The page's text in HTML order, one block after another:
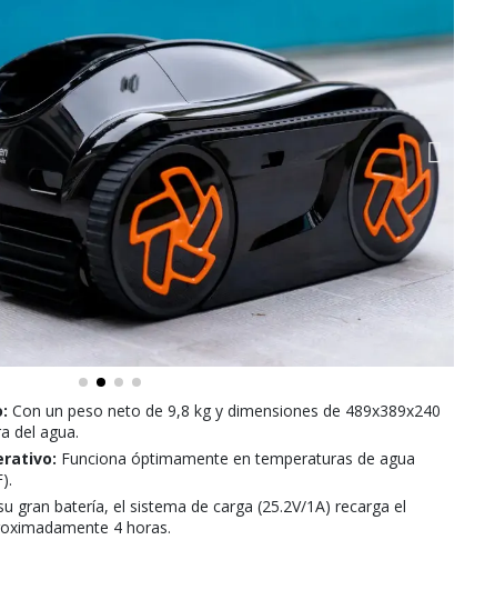
Con un peso neto de 9,8 kg y dimensiones de 489x389x240
del agua.
Funciona óptimamente en temperaturas de agua
gran batería, el sistema de carga (25.2V/1A) recarga el
4 horas.